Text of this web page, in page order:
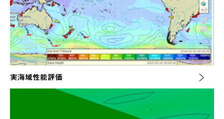
実海域性能評価